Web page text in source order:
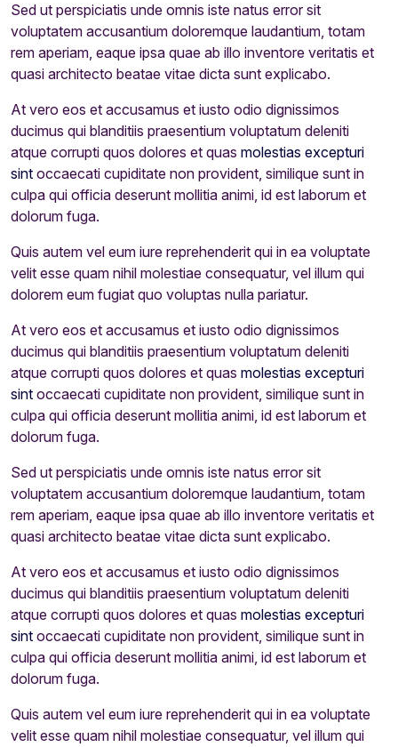
Sed ut perspiciatis unde omnis iste natus error sit
voluptatem accusantium doloremque laudantium, totam
rem aperiam, eaque ipsa quae ab illo inventore veritatis et
quasi architecto beatae vitae dicta sunt explicabo.
At vero eos et accusamus et iusto odio dignissimos
ducimus qui blanditiis praesentium voluptatum deleniti
atque corrupti quos dolores et quas molestias excepturi
sint occaecati cupiditate non provident, similique sunt in
culpa qui officia deserunt mollitia animi, id est laborum et
dolorum fuga.
Quis autem vel eum iure reprehenderit qui in ea voluptate
velit esse quam nihil molestiae consequatur, vel illum qui
dolorem eum fugiat quo voluptas nulla pariatur.
At vero eos et accusamus et iusto odio dignissimos
ducimus qui blanditiis praesentium voluptatum deleniti
atque corrupti quos dolores et quas molestias excepturi
sint occaecati cupiditate non provident, similique sunt in
culpa qui officia deserunt mollitia animi, id est laborum et
dolorum fuga.
Sed ut perspiciatis unde omnis iste natus error sit
voluptatem accusantium doloremque laudantium, totam
rem aperiam, eaque ipsa quae ab illo inventore veritatis et
quasi architecto beatae vitae dicta sunt explicabo.
At vero eos et accusamus et iusto odio dignissimos
ducimus qui blanditiis praesentium voluptatum deleniti
atque corrupti quos dolores et quas molestias excepturi
sint occaecati cupiditate non provident, similique sunt in
culpa qui officia deserunt mollitia animi, id est laborum et
dolorum fuga.
Quis autem vel eum iure reprehenderit qui in ea voluptate
velit esse quam nihil molestiae consequatur, vel illum qui